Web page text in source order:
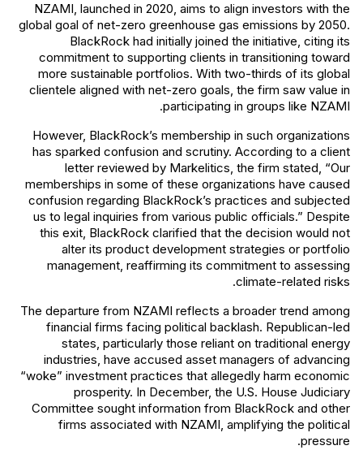
NZAMI, launched in 2020, aims to align investors with the
global goal of net-zero greenhouse gas emissions by 2050.
BlackRock had initially joined the initiative, citing its
commitment to supporting clients in transitioning toward
more sustainable portfolios. With two-thirds of its global
clientele aligned with net-zero goals, the firm saw value in
participating in groups like NZAMI.
However, BlackRock’s membership in such organizations
has sparked confusion and scrutiny. According to a client
letter reviewed by Markelitics, the firm stated, “Our
memberships in some of these organizations have caused
confusion regarding BlackRock’s practices and subjected
us to legal inquiries from various public officials.” Despite
this exit, BlackRock clarified that the decision would not
alter its product development strategies or portfolio
management, reaffirming its commitment to assessing
climate-related risks.
The departure from NZAMI reflects a broader trend among
financial firms facing political backlash. Republican-led
states, particularly those reliant on traditional energy
industries, have accused asset managers of advancing
“woke” investment practices that allegedly harm economic
prosperity. In December, the U.S. House Judiciary
Committee sought information from BlackRock and other
firms associated with NZAMI, amplifying the political
pressure.